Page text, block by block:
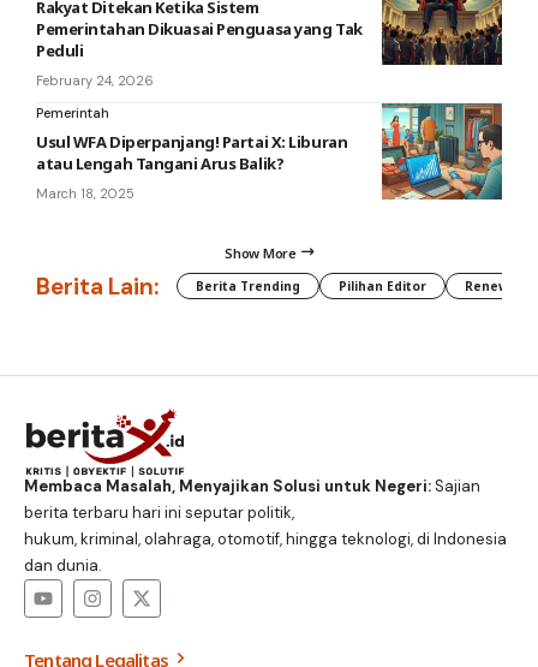
Rakyat Ditekan Ketika Sistem
Pemerintahan Dikuasai Penguasa yang Tak
Peduli
February 24, 2026
Pemerintah
Usul WFA Diperpanjang! Partai X: Liburan
atau Lengah Tangani Arus Balik?
March 18, 2025
Show More
Berita Lain: Berita Trending Pilihan Editor
Membaca Masalah, Menyajikan Solusi untuk Negeri:Sajian
berita terbaru hari ini seputar politik,
hukum, kriminal, olahraga, otomotif, hingga teknologi, di Indonesia
dan dunia.
Tentang Legalitas